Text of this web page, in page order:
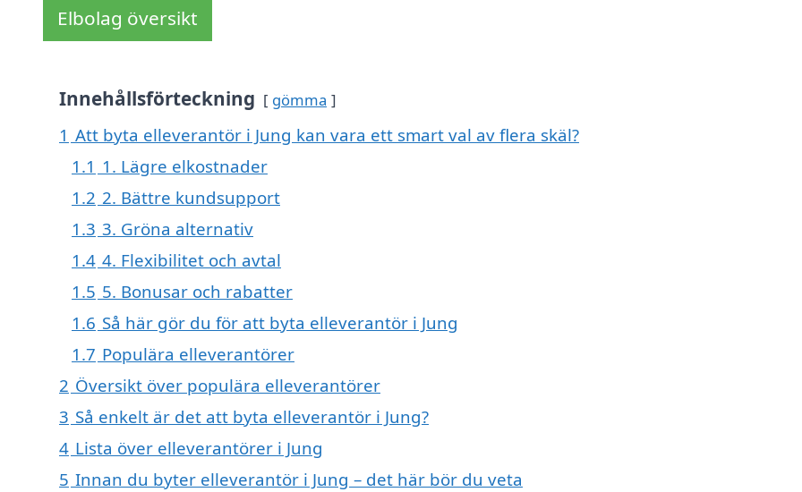
Elbolag översikt
Innehållsförteckning gömma
1 Att byta elleverantör i Jung kan vara ett smart val av flera skäl?
1.1 1. Lägre elkostnader
1.2 2. Bättre kundsupport
1.3 3. Gröna alternativ
1.4 4. Flexibilitet och avtal
1.5 5. Bonusar och rabatter
1.6 Så här gör du för att byta elleverantör i Jung
1.7 Populära elleverantörer
2 Översikt över populära elleverantörer
3 Så enkelt är det att byta elleverantör i Jung?
4 Lista över elleverantörer i Jung
5 Innan du byter elleverantör i Jung – det här bör du veta